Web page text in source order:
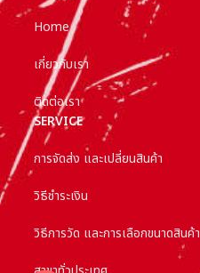
Home
เกี่ยวกับเรา
ติดต่อเรา
SERVICE
การจัดส่ง และเปลี่ยนสินค้า
วิธีชำระเงิน
วิธีการวัด และการเลือกขนาดสินค้า